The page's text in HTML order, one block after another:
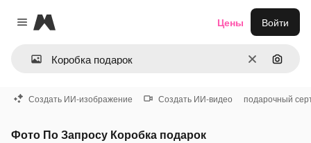
Close menu
Magnific
ОчиститьПоиск
Цены Войти
Создать ИИ-изображение Создать ИИ-видео подарочный
Фото По Запросу Коробка подарок